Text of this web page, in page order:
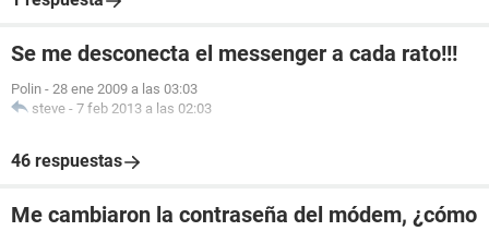
Se me desconecta el messenger a cada rato!!!
Polin - 28 ene 2009 a las 03:03
steve - 7 feb 2013 a las 02:03
46 respuestas
Me cambiaron la contraseña del módem, ¿cómo